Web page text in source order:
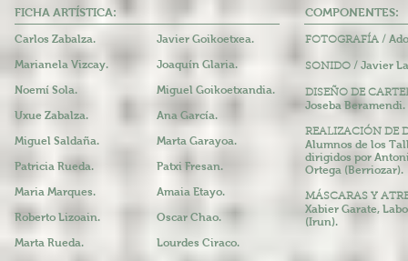
FICHA ARTÍSTICA:
Carlos Zabalza.
Marianela Vizcay.
Noemí Sola.
Uxue Zabalza.
Miguel Saldaña.
Patricia Rueda.
Maria Marques.
Roberto Lizoain.
Marta Rueda.
COMPONENTES:
FOTOGRAFÍA /
SONIDO / Javier
DISEÑO DE
Joseba Beramendi.
REALIZACIÓN DE
Alumnos de los
dirigidos por
Ortega (Berriozar).
MÁSCARAS Y
Xabier Garate,
(Irun).
Javier Goikoetxea.
Joaquín Glaria.
Miguel Goikoetxandia.
Ana García.
Marta Garayoa.
Patxi Fresan.
Amaia Etayo.
Oscar Chao.
Lourdes Ciraco.